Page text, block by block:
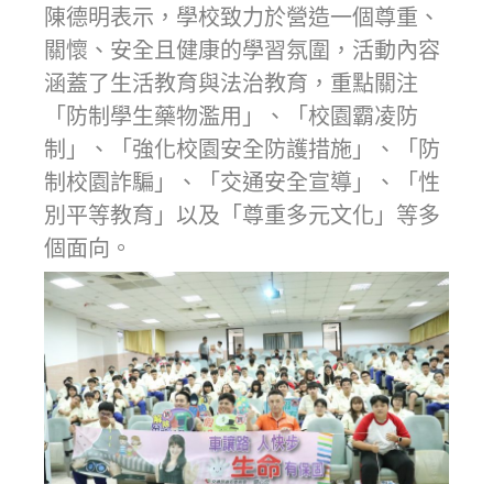
陳德明表示，學校致力於營造一個尊重、
關懷、安全且健康的學習氛圍，活動內容
涵蓋了生活教育與法治教育，重點關注
「防制學生藥物濫用」、「校園霸凌防
制」、「強化校園安全防護措施」、「防
制校園詐騙」、「交通安全宣導」、「性
別平等教育」以及「尊重多元文化」等多
個面向。